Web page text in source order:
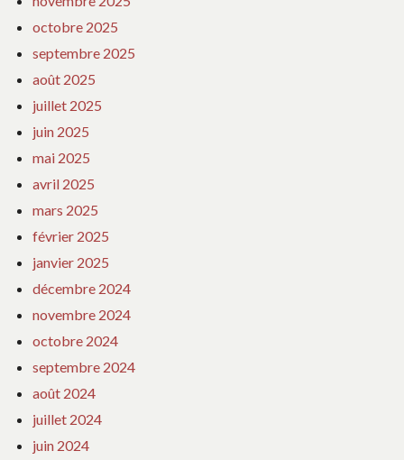
octobre 2025
septembre 2025
août 2025
juillet 2025
juin 2025
mai 2025
avril 2025
mars 2025
février 2025
janvier 2025
décembre 2024
novembre 2024
octobre 2024
septembre 2024
août 2024
juillet 2024
juin 2024